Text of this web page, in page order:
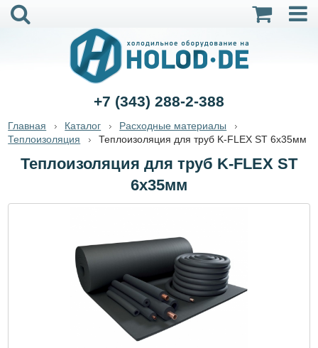
+7 (343) 288-2-388
Главная Каталог
Расходные материалы
Теплоизоляция
Теплоизоляция для труб K-FLEX ST 6x35мм
Теплоизоляция для труб K-FLEX ST
6x35мм